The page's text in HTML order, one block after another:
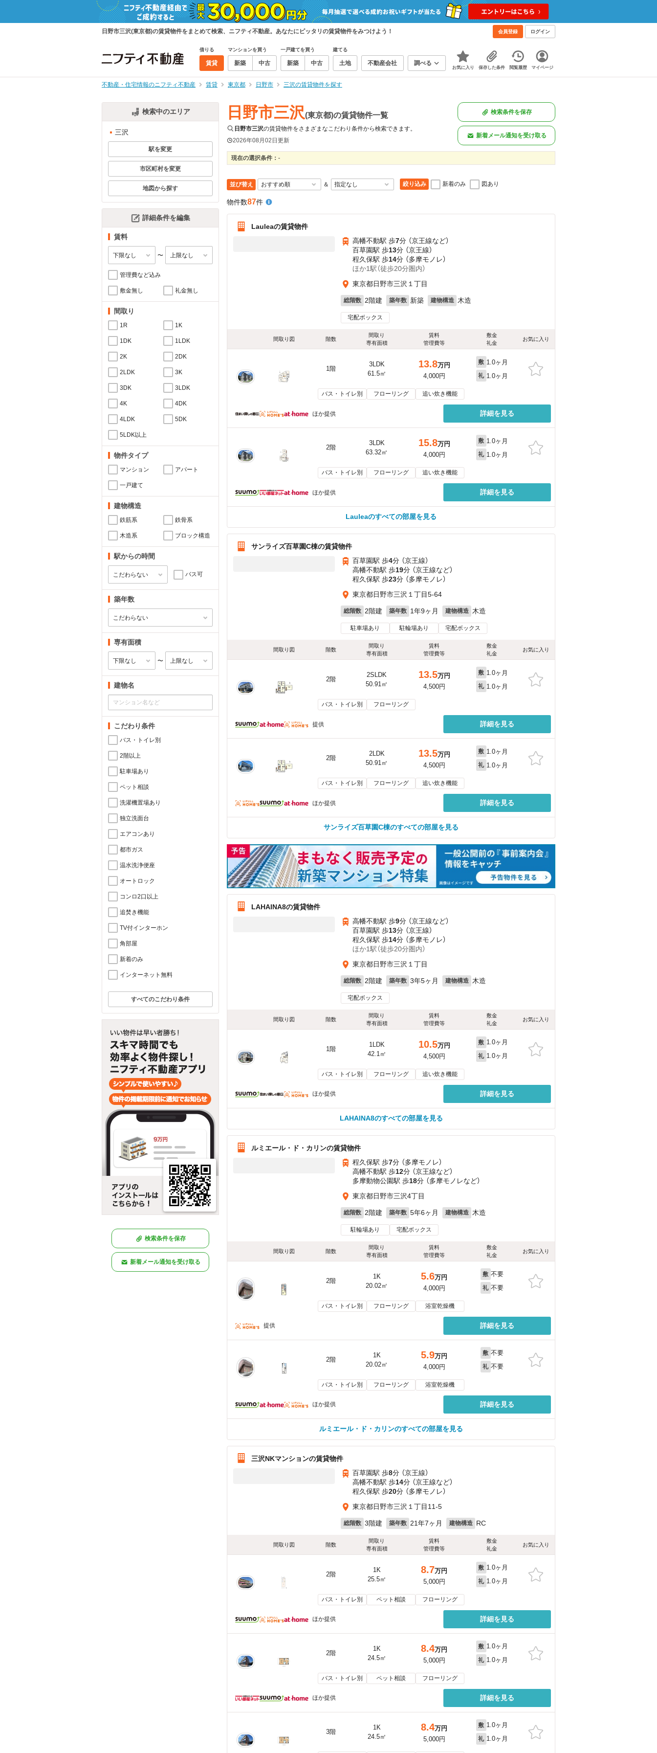
日野市三沢(東京都)の賃貸物件をまとめて検索、ニフティ不動産。あなたにピッタリの賃貸物件をみつけよう！ 会員登録 ログイン
借りる
賃貸
マンションを買う
新築 中古
一戸建てを買う
新築 中古
建てる
土地 不動産会社 調べる
お気に入り 保存した条件 閲覧履歴 マイページ
不動産・住宅情報のニフティ不動産 賃貸 東京都 日野市 三沢の賃貸物件を探す
検索中のエリア
三沢
駅を変更
市区町村を変更
地図から探す
詳細条件を編集
賃料
〜
管理費など込み
敷金無し 礼金無し
間取り
1R 1K
1DK 1LDK
2K 2DK
2LDK 3K
3DK 3LDK
4K 4DK
4LDK 5DK
5LDK以上
物件タイプ
マンション アパート
一戸建て
建物構造
鉄筋系 鉄骨系
木造系 ブロック構造
駅からの時間
バス可
築年数
専有面積
〜
建物名
こだわり条件
バス・トイレ別
2階以上
駐車場あり
ペット相談
洗濯機置場あり
独立洗面台
エアコンあり
都市ガス
温水洗浄便座
オートロック
コンロ2口以上
追焚き機能
TV付インターホン
角部屋
新着のみ
インターネット無料
すべてのこだわり条件
検索条件を保存
新着メール通知を受け取る
日野市三沢(東京都)の賃貸物件一覧
日野市三沢の賃貸物件をさまざまなこだわり条件から検索できます。
2026年08月02日更新
検索条件を保存
新着メール通知を受け取る
現在の選択条件： -
並び替え ＆ 絞り込み 新着のみ 図あり
物件数87件
Lauleaの賃貸物件
高幡不動駅 歩7分 （京王線など）
百草園駅 歩13分 （京王線）
程久保駅 歩14分 （多摩モノレ）
ほか1駅（徒歩20分圏内）
東京都日野市三沢１丁目
総階数 2階建 築年数 新築 建物構造 木造
宅配ボックス
間取り図 階数
間取り
専有面積
賃料
管理費等
敷金
礼金
お気に入り
1階
3LDK
61.5㎡
13.8万円
4,000円
敷 1.0ヶ月
礼 1.0ヶ月
バス・トイレ別 フローリング 追い炊き機能
ほか提供 詳細を見る
2階
3LDK
63.32㎡
15.8万円
4,000円
敷 1.0ヶ月
礼 1.0ヶ月
バス・トイレ別 フローリング 追い炊き機能
ほか提供 詳細を見る
Lauleaのすべての部屋を見る
サンライズ百草園C棟の賃貸物件
百草園駅 歩4分 （京王線）
高幡不動駅 歩19分 （京王線など）
程久保駅 歩23分 （多摩モノレ）
東京都日野市三沢１丁目5-64
総階数 2階建 築年数 1年9ヶ月 建物構造 木造
駐車場あり 駐輪場あり 宅配ボックス
間取り図 階数
間取り
専有面積
賃料
管理費等
敷金
礼金
お気に入り
2階
2SLDK
50.91㎡
13.5万円
4,500円
敷 1.0ヶ月
礼 1.0ヶ月
バス・トイレ別 フローリング
提供 詳細を見る
2階
2LDK
50.91㎡
13.5万円
4,500円
敷 1.0ヶ月
礼 1.0ヶ月
バス・トイレ別 フローリング 追い炊き機能
ほか提供 詳細を見る
サンライズ百草園C棟のすべての部屋を見る
LAHAINA8の賃貸物件
高幡不動駅 歩9分 （京王線など）
百草園駅 歩13分 （京王線）
程久保駅 歩14分 （多摩モノレ）
ほか1駅（徒歩20分圏内）
東京都日野市三沢１丁目
総階数 2階建 築年数 3年5ヶ月 建物構造 木造
宅配ボックス
間取り図 階数
間取り
専有面積
賃料
管理費等
敷金
礼金
お気に入り
1階
1LDK
42.1㎡
10.5万円
4,500円
敷 1.0ヶ月
礼 1.0ヶ月
バス・トイレ別 フローリング 追い炊き機能
ほか提供 詳細を見る
LAHAINA8のすべての部屋を見る
ルミエール・ド・カリンの賃貸物件
程久保駅 歩7分 （多摩モノレ）
高幡不動駅 歩12分 （京王線など）
多摩動物公園駅 歩18分 （多摩モノレなど）
東京都日野市三沢4丁目
総階数 2階建 築年数 5年6ヶ月 建物構造 木造
駐輪場あり 宅配ボックス
間取り図 階数
間取り
専有面積
賃料
管理費等
敷金
礼金
お気に入り
2階
1K
20.02㎡
5.6万円
4,000円
敷 不要
礼 不要
バス・トイレ別 フローリング 浴室乾燥機
提供 詳細を見る
2階
1K
20.02㎡
5.9万円
4,000円
敷 不要
礼 不要
バス・トイレ別 フローリング 浴室乾燥機
ほか提供 詳細を見る
ルミエール・ド・カリンのすべての部屋を見る
三沢NKマンションの賃貸物件
百草園駅 歩8分 （京王線）
高幡不動駅 歩14分 （京王線など）
程久保駅 歩20分 （多摩モノレ）
東京都日野市三沢１丁目11-5
総階数 3階建 築年数 21年7ヶ月 建物構造 RC
間取り図 階数
間取り
専有面積
賃料
管理費等
敷金
礼金
お気に入り
2階
1K
25.5㎡
8.7万円
5,000円
敷 1.0ヶ月
礼 1.0ヶ月
バス・トイレ別 ペット相談 フローリング
ほか提供 詳細を見る
2階
1K
24.5㎡
8.4万円
5,000円
敷 1.0ヶ月
礼 1.0ヶ月
バス・トイレ別 ペット相談 フローリング
ほか提供 詳細を見る
3階
1K
24.5㎡
8.4万円
5,000円
敷 1.0ヶ月
礼 1.0ヶ月